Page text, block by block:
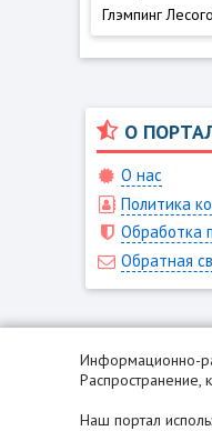
Глэмпинг
О
О нас
Политика
Обработка
Обратная
Информационно-
Распространение,
Наш портал